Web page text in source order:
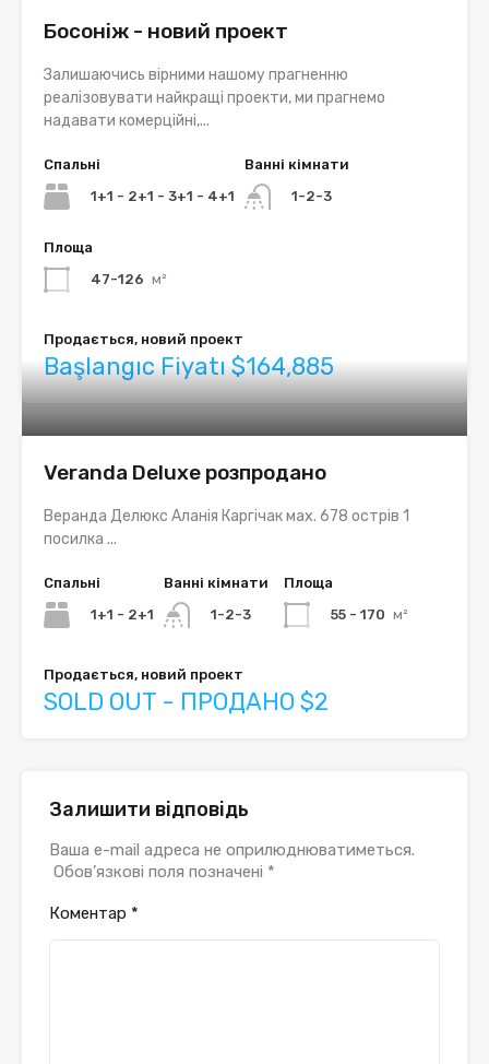
Босоніж - новий проект
Залишаючись вірними нашому прагненню
реалізовувати найкращі проекти, ми прагнемо
надавати комерційні,...
Спальні
1+1 - 2+1 - 3+1 - 4+1
Ванні кімнати
1-2-3
Площа
47-126 м²
Продається, новий проект
Başlangıc Fiyatı $164,885
Veranda Deluxe розпродано
Веранда Делюкс Аланія Каргічак мах. 678 острів 1
посилка ...
Спальні
1+1 - 2+1
Ванні кімнати
1-2-3
Площа
55 - 170 м²
Продається, новий проект
SOLD OUT - ПРОДАНО $2
Залишити відповідь
Ваша e-mail адреса не оприлюднюватиметься.
Обов’язкові поля позначені *
Коментар *